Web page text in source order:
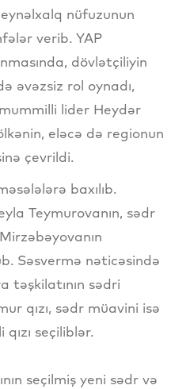
nüfuzunun
verib. YAP
dövlətçiliyin
əvəzsiz rol oynadı,
lider Heydər
eləcə də regionun
çevrildi.
baxılıb.
Teymurovanın, sədr
Səsvermə nəticəsində
təşkilatının sədri
qızı, sədr müavini isə
seçiliblər.
seçilmiş yeni sədr və